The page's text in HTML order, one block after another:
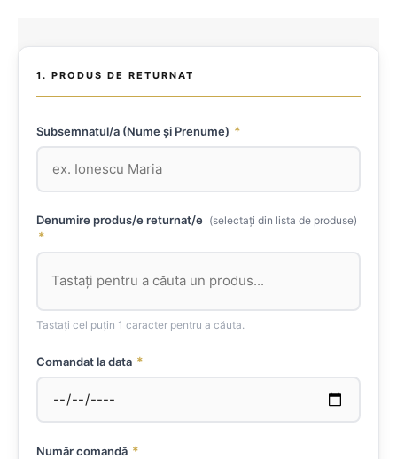
1. PRODUS DE RETURNAT
Subsemnatul/a (Nume și Prenume) *
Denumire produs/e returnat/e (selectați din lista de produse)
*
Tastați cel puțin 1 caracter pentru a căuta.
Comandat la data *
Număr comandă *